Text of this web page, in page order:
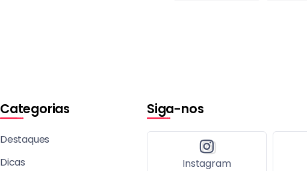
Categorias
Destaques
Dicas
Siga-nos
Instagram